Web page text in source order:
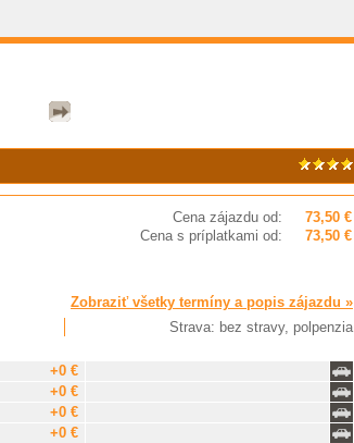
Cena zájazdu od:
73,50 €
Cena s príplatkami od:
73,50 €
Zobraziť všetky termíny a popis zájazdu »
Strava: bez stravy, polpenzia
+0 €
+0 €
+0 €
+0 €